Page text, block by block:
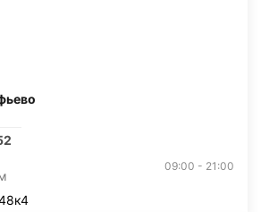
09:00 - 21:00